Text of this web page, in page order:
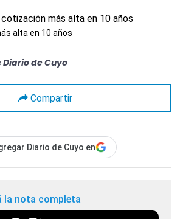
alta en 10 años
de Cuyo
Compartir
Diario de Cuyo en
la nota completa